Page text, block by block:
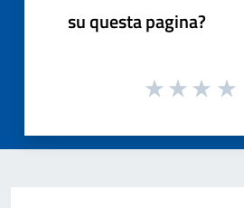
su questa pagina?